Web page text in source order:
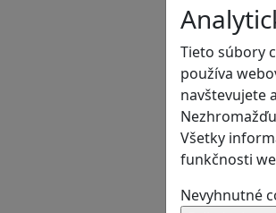
Tieto súbory
používa
navštevujete
Všetky
funkčnosti
Nevyhnutné